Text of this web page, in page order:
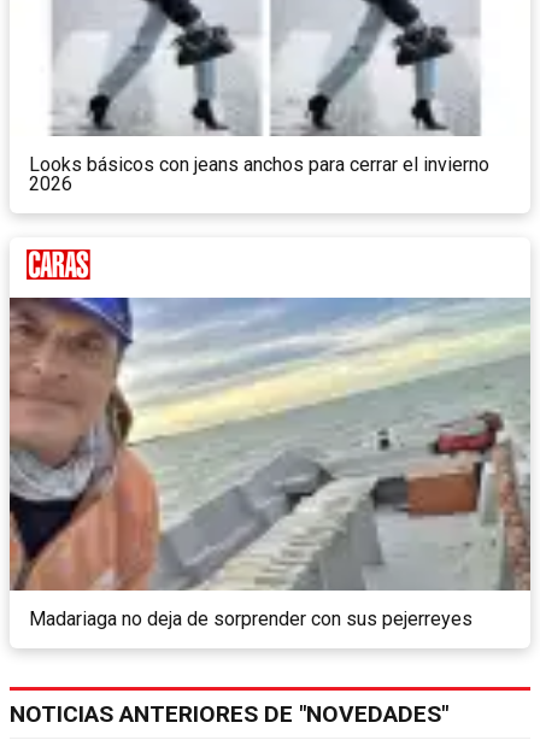
Looks básicos con jeans anchos para cerrar el invierno
2026
Madariaga no deja de sorprender con sus pejerreyes
NOTICIAS ANTERIORES DE "NOVEDADES"